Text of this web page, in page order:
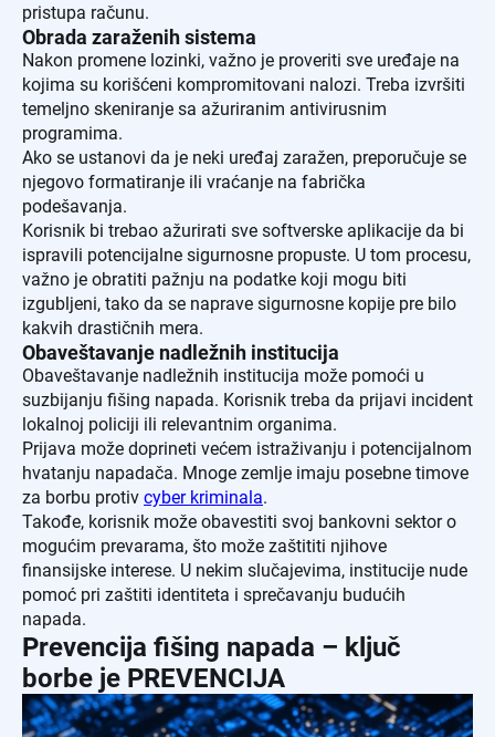
pristupa računu.
Obrada zaraženih sistema
Nakon promene lozinki, važno je proveriti sve uređaje na
kojima su korišćeni kompromitovani nalozi. Treba izvršiti
temeljno skeniranje sa ažuriranim antivirusnim
programima.
Ako se ustanovi da je neki uređaj zaražen, preporučuje se
njegovo formatiranje ili vraćanje na fabrička
podešavanja.
Korisnik bi trebao ažurirati sve softverske aplikacije da bi
ispravili potencijalne sigurnosne propuste. U tom procesu,
važno je obratiti pažnju na podatke koji mogu biti
izgubljeni, tako da se naprave sigurnosne kopije pre bilo
kakvih drastičnih mera.
Obaveštavanje nadležnih institucija
Obaveštavanje nadležnih institucija može pomoći u
suzbijanju fišing napada. Korisnik treba da prijavi incident
lokalnoj policiji ili relevantnim organima.
Prijava može doprineti većem istraživanju i potencijalnom
hvatanju napadača. Mnoge zemlje imaju posebne timove
za borbu protiv cyber kriminala.
Takođe, korisnik može obavestiti svoj bankovni sektor o
mogućim prevarama, što može zaštititi njihove
finansijske interese. U nekim slučajevima, institucije nude
pomoć pri zaštiti identiteta i sprečavanju budućih
napada.
Prevencija fišing napada – ključ
borbe je PREVENCIJA